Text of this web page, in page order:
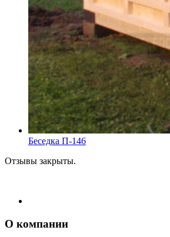
Беседка П-146
Отзывы закрыты.
О компании